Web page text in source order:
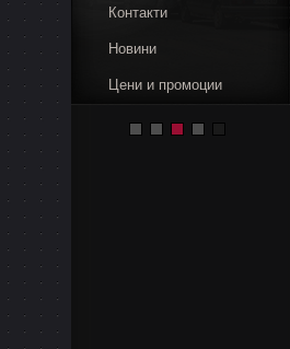
Контакти
Новини
Цени и промоции